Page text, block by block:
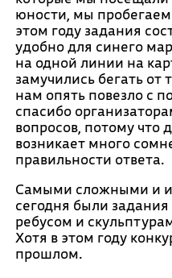
юности, мы
этом году задания
удобно для синего
на одной линии на
замучились бегать от
нам опять повезло с
спасибо
вопросов, потому что
возникает много
правильности ответа.
Самыми сложными и
сегодня были
ребусом и
Хотя в этом году
прошлом.